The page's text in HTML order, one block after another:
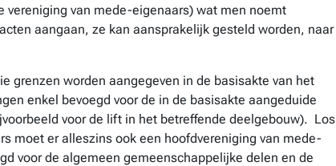
vereniging van mede-eigenaars) wat men noemt
aangaan, ze kan aansprakelijk gesteld worden, naar
grenzen worden aangegeven in de basisakte van het
enkel bevoegd voor de in de basisakte aangeduide
voor de lift in het betreffende deelgebouw). Los
moet er alleszins ook een hoofdvereniging van mede-
voor de algemeen gemeenschappelijke delen en de